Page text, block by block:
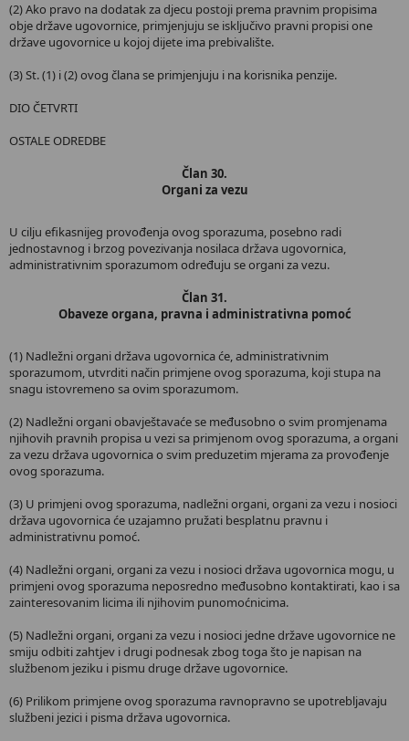
(2) Ako pravo na dodatak za djecu postoji prema pravnim propisima
obje države ugovornice, primjenjuju se isključivo pravni propisi one
države ugovornice u kojoj dijete ima prebivalište.
(3) St. (1) i (2) ovog člana se primjenjuju i na korisnika penzije.
DIO ČETVRTI
OSTALE ODREDBE
Član 30.
Organi za vezu
U cilju efikasnijeg provođenja ovog sporazuma, posebno radi
jednostavnog i brzog povezivanja nosilaca država ugovornica,
administrativnim sporazumom određuju se organi za vezu.
Član 31.
Obaveze organa, pravna i administrativna pomoć
(1) Nadležni organi država ugovornica će, administrativnim
sporazumom, utvrditi način primjene ovog sporazuma, koji stupa na
snagu istovremeno sa ovim sporazumom.
(2) Nadležni organi obavještavaće se međusobno o svim promjenama
njihovih pravnih propisa u vezi sa primjenom ovog sporazuma, a organi
za vezu država ugovornica o svim preduzetim mjerama za provođenje
ovog sporazuma.
(3) U primjeni ovog sporazuma, nadležni organi, organi za vezu i nosioci
država ugovornica će uzajamno pružati besplatnu pravnu i
administrativnu pomoć.
(4) Nadležni organi, organi za vezu i nosioci država ugovornica mogu, u
primjeni ovog sporazuma neposredno međusobno kontaktirati, kao i sa
zainteresovanim licima ili njihovim punomoćnicima.
(5) Nadležni organi, organi za vezu i nosioci jedne države ugovornice ne
smiju odbiti zahtjev i drugi podnesak zbog toga što je napisan na
službenom jeziku i pismu druge države ugovornice.
(6) Prilikom primjene ovog sporazuma ravnopravno se upotrebljavaju
službeni jezici i pisma država ugovornica.